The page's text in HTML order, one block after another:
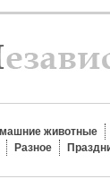
животные
Разное